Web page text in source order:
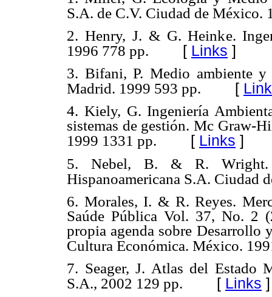
S.A. de C.V. Ciudad de México.
2. Henry, J. & G. Heinke.
1996 778 pp. [ Links ]
3. Bifani, P. Medio ambiente
Madrid. 1999 593 pp. [
4. Kiely, G. Ingeniería
sistemas de gestión. Mc Graw-
1999 1331 pp. [ Links ]
5. Nebel, B. & R. Wright.
Hispanoamericana S.A. Ciudad
6. Morales, I. & R. Reyes.
Saúde Pública Vol. 37, No. 2
propia agenda sobre
Cultura Económica. México.
7. Seager, J. Atlas del Estado
S.A., 2002 129 pp. [ Links ]